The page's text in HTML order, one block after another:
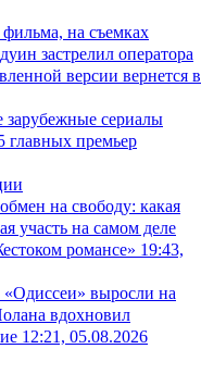
на съемках
застрелил оператора
версии вернется в
сериалы
главных премьер
на свободу: какая
участь на самом деле
романсе» 19:43,
выросли на
вдохновил
12:21, 05.08.2026